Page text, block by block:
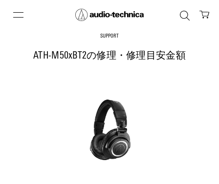
SUPPORT
ATH-M50xBT2の修理・修理目安金額